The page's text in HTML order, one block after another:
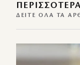
ΔΕΊΤΕ ΌΛΑ ΤΑ